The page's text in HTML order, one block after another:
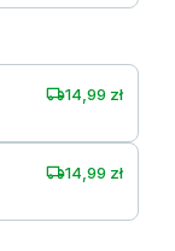
14,99 zł
14,99 zł